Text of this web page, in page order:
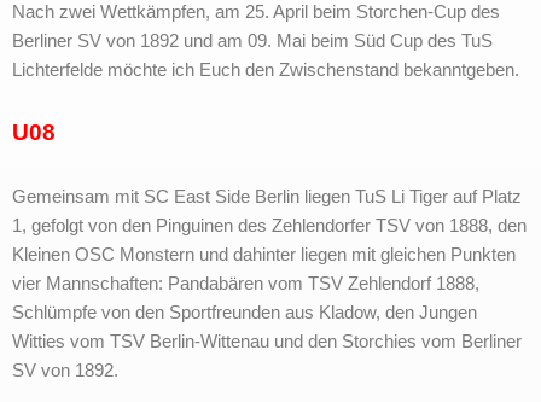
Nach zwei Wettkämpfen, am 25. April beim Storchen-Cup des
Berliner SV von 1892 und am 09. Mai beim Süd Cup des TuS
Lichterfelde möchte ich Euch den Zwischenstand bekanntgeben.
U08
Gemeinsam mit SC East Side Berlin liegen TuS Li Tiger auf Platz
1, gefolgt von den Pinguinen des Zehlendorfer TSV von 1888, den
Kleinen OSC Monstern und dahinter liegen mit gleichen Punkten
vier Mannschaften: Pandabären vom TSV Zehlendorf 1888,
Schlümpfe von den Sportfreunden aus Kladow, den Jungen
Witties vom TSV Berlin-Wittenau und den Storchies vom Berliner
SV von 1892.